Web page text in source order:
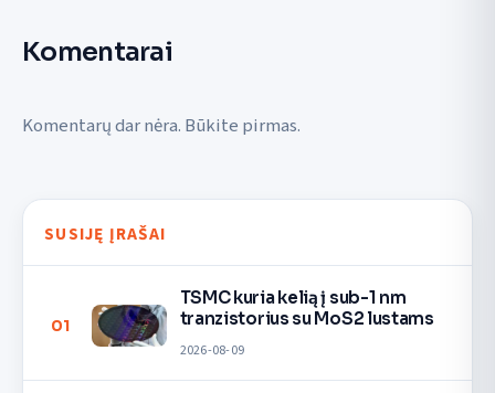
Komentarai
Komentarų dar nėra. Būkite pirmas.
SUSIJĘ ĮRAŠAI
01
TSMC kuria kelią į sub-1 nm
tranzistorius su MoS2 lustams
2026-08-09